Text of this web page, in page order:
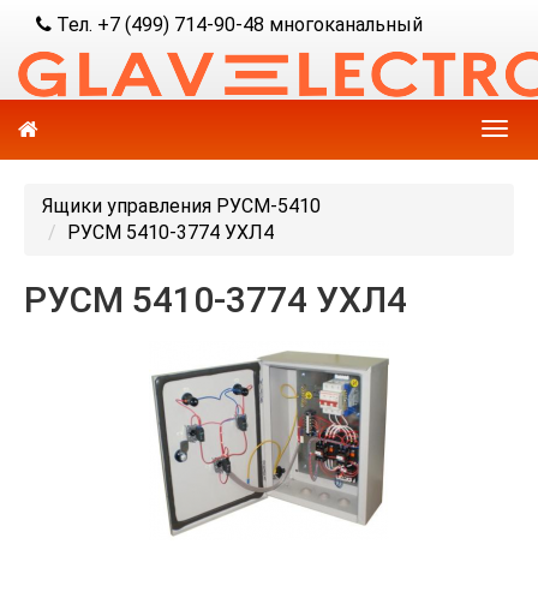
Тел. +7 (499) 714-90-48 многоканальный
Ящики управления РУСМ-5410
РУСМ 5410-3774 УХЛ4
РУСМ 5410-3774 УХЛ4